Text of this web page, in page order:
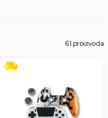
61 proizvoda